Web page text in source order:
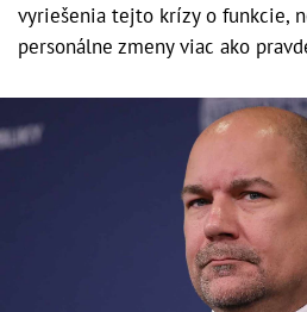
vyriešenia tejto krízy o funkcie,
personálne zmeny viac ako